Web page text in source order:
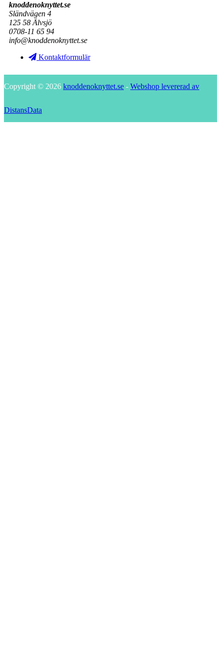
knoddenoknyttet.se
Sländvägen 4
125 58 Älvsjö
0708-11 65 94
info@knoddenoknyttet.se
Kontaktformulär
Copyright © 2026 knoddenoknyttet.se - Webshop levererad av
DistansData